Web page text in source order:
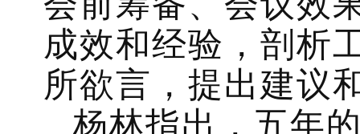
成效和经验，剖析
所欲言，提出建议
杨林指出，五年